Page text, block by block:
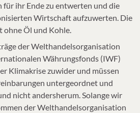
für ihr Ende zu entwerten und die
Wirtschaft aufzuwerten. Die
ohne Öl und Kohle.
der Welthandelsorganisation
Währungsfonds (IWF)
Klimakrise zuwider und müssen
untergeordnet und
nicht andersherum. Solange wir
der Welthandelsorganisation